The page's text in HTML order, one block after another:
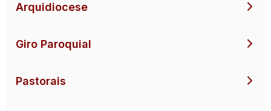
Arquidiocese
Giro Paroquial
Pastorais